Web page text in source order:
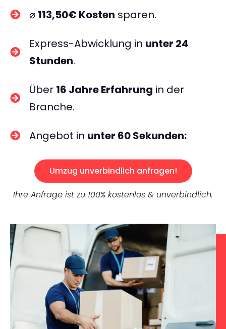
⌀ 113,50€ Kosten sparen.
Express-Abwicklung in unter 24
Stunden.
Über 16 Jahre Erfahrung in der
Branche.
Angebot in unter 60 Sekunden:
Umzug unverbindlich anfragen!
Ihre Anfrage ist zu 100% kostenlos & unverbindlich.